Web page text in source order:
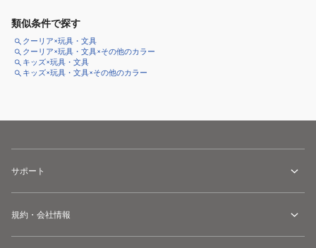
類似条件で探す
クーリア×玩具・文具
クーリア×玩具・文具×その他のカラー
キッズ×玩具・文具
キッズ×玩具・文具×その他のカラー
サポート
規約・会社情報